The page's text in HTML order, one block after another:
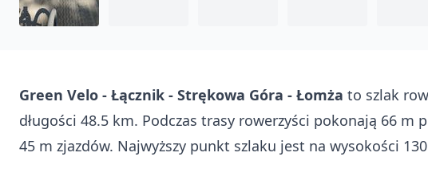
Green Velo - Łącznik - Strękowa Góra - Łomża to szlak
długości 48.5 km. Podczas trasy rowerzyści pokonają 66 m
45 m zjazdów. Najwyższy punkt szlaku jest na wysokości